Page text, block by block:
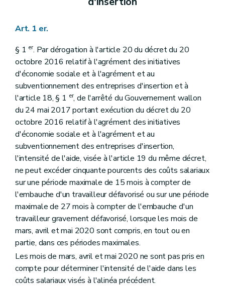
Art. 1 er.
§ 1 er. Par dérogation à l'article 20 du décret du 20
octobre 2016 relatif à l'agrément des initiatives
d'économie sociale et à l'agrément et au
subventionnement des entreprises d'insertion et à
l'article 18, § 1 er, de l'arrêté du Gouvernement wallon
du 24 mai 2017 portant exécution du décret du 20
octobre 2016 relatif à l'agrément des initiatives
d'économie sociale et à l'agrément et au
subventionnement des entreprises d'insertion,
l'intensité de l'aide, visée à l'article 19 du même décret,
ne peut excéder cinquante pourcents des coûts salariaux
sur une période maximale de 15 mois à compter de
l'embauche d'un travailleur défavorisé ou sur une période
maximale de 27 mois à compter de l'embauche d'un
travailleur gravement défavorisé, lorsque les mois de
mars, avril et mai 2020 sont compris, en tout ou en
partie, dans ces périodes maximales.
Les mois de mars, avril et mai 2020 ne sont pas pris en
compte pour déterminer l'intensité de l'aide dans les
coûts salariaux visés à l'alinéa précédent.